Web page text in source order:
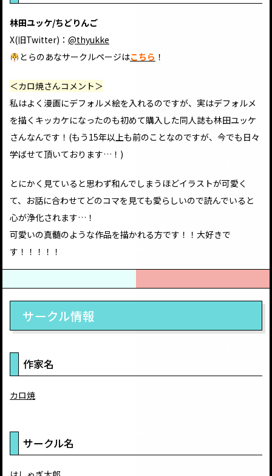
林田ユッケ/ちどりんご
X(旧Twitter)： @thyukke
とらのあなサークルページはこちら ！
＜カロ焼さんコメント＞
私はよく漫画にデフォルメ絵を入れるのですが、実はデフォルメ
を描くキッカケになったのも初めて購入した同人誌も林田ユッケ
さんなんです！(もう15年以上も前のことなのですが、今でも日々
学ばせて頂いております…！)
とにかく見ていると思わず和んでしまうほどイラストが可愛く
て、お話に合わせてどのコマを見ても愛らしいので読んでいると
心が浄化されます…！
可愛いの真髄のような作品を描かれる方です！！大好きで
す！！！！！
サークル情報
作家名
カロ焼
サークル名